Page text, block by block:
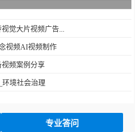
觉大片视频广告...
视频AI视频制作
频案例分享
环境社会治理
专业答问